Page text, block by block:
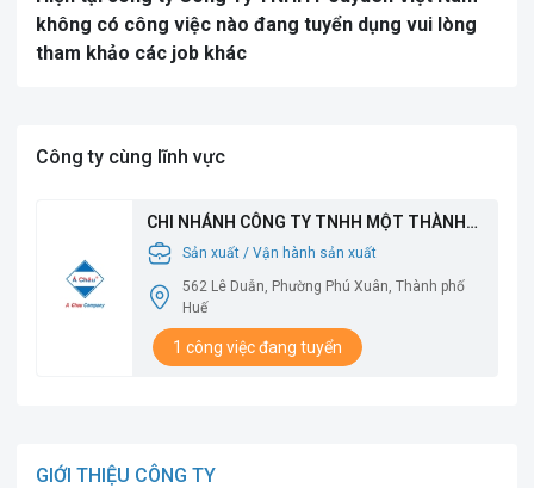
không có công việc nào đang tuyển dụng vui lòng
tham khảo các job khác
Công ty cùng lĩnh vực
CHI NHÁNH CÔNG TY TNHH MỘT THÀNH
VIÊN SẢN XUẤT THƯƠNG MẠI DỊCH VỤ MÔI
Sản xuất / Vận hành sản xuất
562 Lê Duẫn, Phường Phú Xuân, Thành phố
Huế
1 công việc đang tuyển
GIỚI THIỆU CÔNG TY